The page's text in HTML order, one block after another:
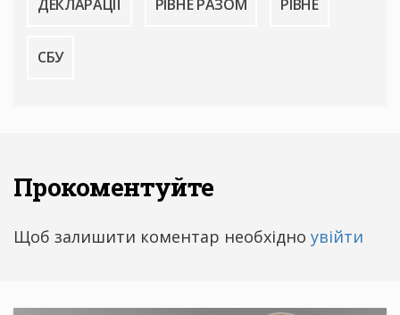
ДЕКЛАРАЦІЇ РІВНЕ РАЗОМ РІВНЕ
СБУ
Прокоментуйте
Щоб залишити коментар необхідно увійти